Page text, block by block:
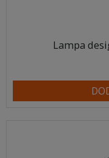
Lampa